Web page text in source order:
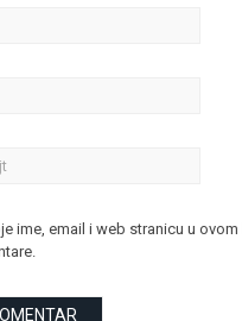
ime, email i web stranicu u